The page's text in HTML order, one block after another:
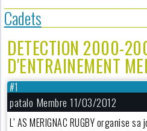
Cadets
DETECTION 2000-
D'ENTRAINEMENT
#1
patalo Membre 11/03/2012
L’ AS MERIGNAC RUGBY organise